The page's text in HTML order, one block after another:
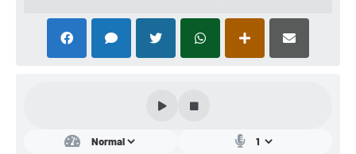
Festival Gastronômico
Emprega Barbacena
Carta de Serviços